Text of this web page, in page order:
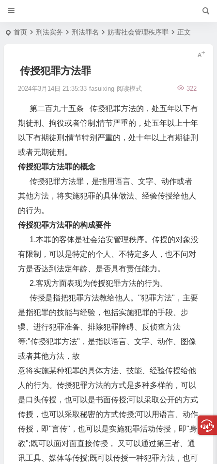
首页 刑法实务 刑法罪名 妨害社会管理秩序罪 正文
传授犯罪方法罪
2024年3月14日 21:35:33 fasuixing 322
阅读模式
第二百九十五条 传授犯罪方法的，处五年以下有
期徒刑、拘役或者管制;情节严重的，处五年以上十年
以下有期徒刑;情节特别严重的，处十年以上有期徒刑
或者无期徒刑。
传授犯罪方法罪的概念
传授犯罪方法罪，是指用语言、文字、动作或者
其他方法，将实施犯罪的具体做法、经验传授给他人
的行为。
传授犯罪方法罪的构成要件
1.本罪的客体是社会治安管理秩序。传授的对象没
有限制，可以是特定的个人、不特定多人，也不问对
方是否达到法定年龄、是否具有责任能力。
2.客观方面表现为传授犯罪方法的行为。
传授是指把犯罪方法教给他人。"犯罪方法"，主要
是指犯罪的技能与经验，包括实施犯罪的手段、步
骤、进行犯罪准备、排除犯罪障碍、反侦查方法
等;"传授犯罪方法"，是指以语言、文字、动作、图像
或者其他方法，故
意将实施某种犯罪的具体方法、技能、经验传授给他
人的行为。传授犯罪方法的方式是多种多样的，可以
是口头传授，也可以是书面传授;可以采取公开的方式
传授，也可以采取秘密的方式传授;可以用语言、动作
传授，即"言传"，也可以是实施犯罪活动传授，即"身
教";既可以面对面直接传授， 又可以通过第三者、通
讯工具、媒体等传授;既可以传授一种犯罪方法，也可